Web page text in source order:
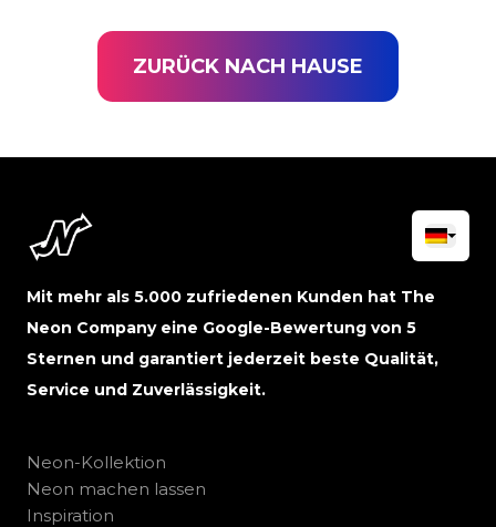
ZURÜCK NACH HAUSE
Mit mehr als 5.000 zufriedenen Kunden hat The
Neon Company eine Google-Bewertung von 5
Sternen und garantiert jederzeit beste Qualität,
Service und Zuverlässigkeit.
Neon-Kollektion
Neon machen lassen
Inspiration